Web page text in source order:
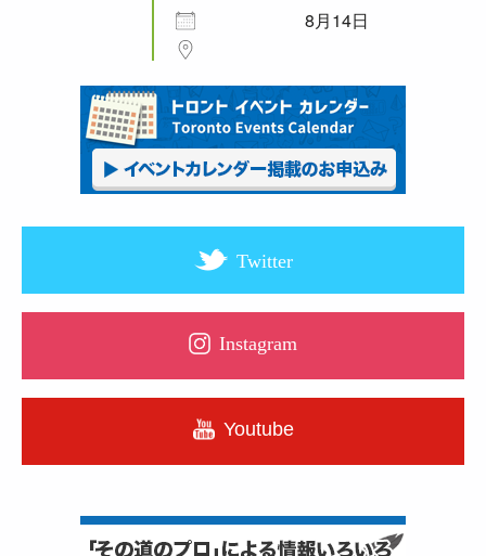
8月14日
Twitter
Instagram
Youtube